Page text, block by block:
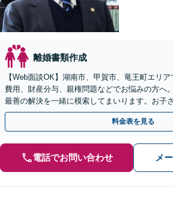
離婚書類作成
【Web面談OK】湖南市、甲賀市、竜王町エリ
費用、財産分与、親権問題などでお悩みの方へ
最善の解決を一緒に模索してまいります。お子
可能です【出張相談OK】【甲西駅1分】
料金表を見る
電話でお問い合わせ メ